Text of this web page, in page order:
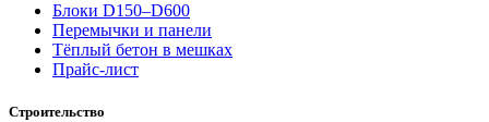
Блоки D150–D600
Перемычки и панели
Тёплый бетон в мешках
Прайс-лист
Строительство